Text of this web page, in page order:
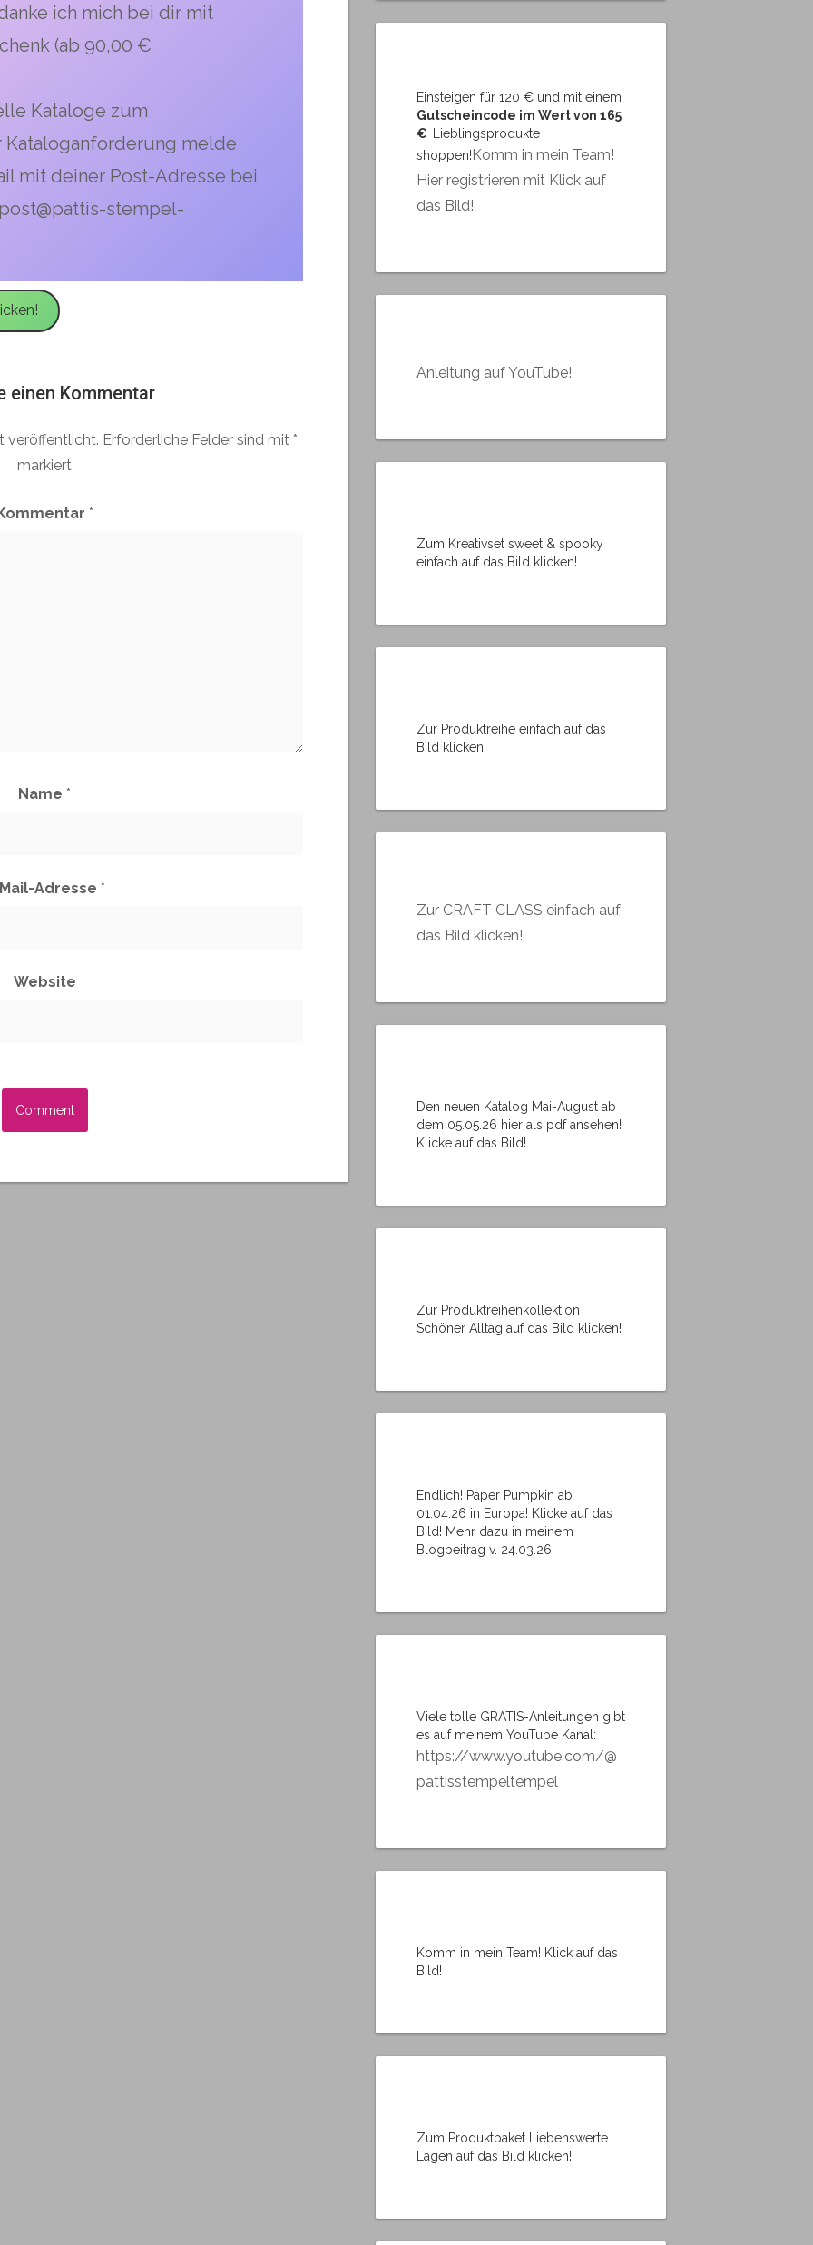
ich mich bei dir mit
(ab 90,00 €
Kataloge zum
melde
mit deiner Post-Adresse bei
stempel-
einen Kommentar
veröffentlicht. Erforderliche Felder sind mit *
markiert
*
Name *
Adresse *
Website
Einsteigen für 120 € und mit einem
Gutscheincode im Wert von 165
€
Lieblingsprodukte
shoppen!Komm in mein Team!
Hier registrieren mit Klick auf
das Bild!
Anleitung auf YouTube!
Zum Kreativset sweet & spooky
einfach auf das Bild klicken!
Zur Produktreihe einfach auf das
Bild klicken!
Zur CRAFT CLASS einfach auf
das Bild klicken!
Den neuen Katalog Mai-August ab
dem 05.05.26 hier als pdf ansehen!
Klicke auf das Bild!
Zur Produktreihenkollektion
Schöner Alltag auf das Bild klicken!
Endlich! Paper Pumpkin ab
01.04.26 in Europa! Klicke auf das
Bild! Mehr dazu in meinem
Blogbeitrag v. 24.03.26
Viele tolle GRATIS-Anleitungen gibt
es auf meinem YouTube Kanal:
https://www.youtube.com/@
pattisstempeltempel
Komm in mein Team! Klick auf das
Bild!
Zum Produktpaket Liebenswerte
Lagen auf das Bild klicken!